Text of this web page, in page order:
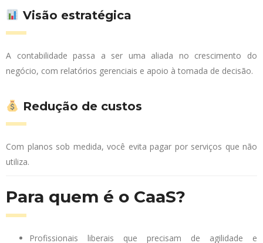
Visão estratégica
A contabilidade passa a ser uma aliada no crescimento do
negócio, com relatórios gerenciais e apoio à tomada de decisão.
Redução de custos
Com planos sob medida, você evita pagar por serviços que não
utiliza.
Para quem é o CaaS?
Profissionais liberais que precisam de agilidade e